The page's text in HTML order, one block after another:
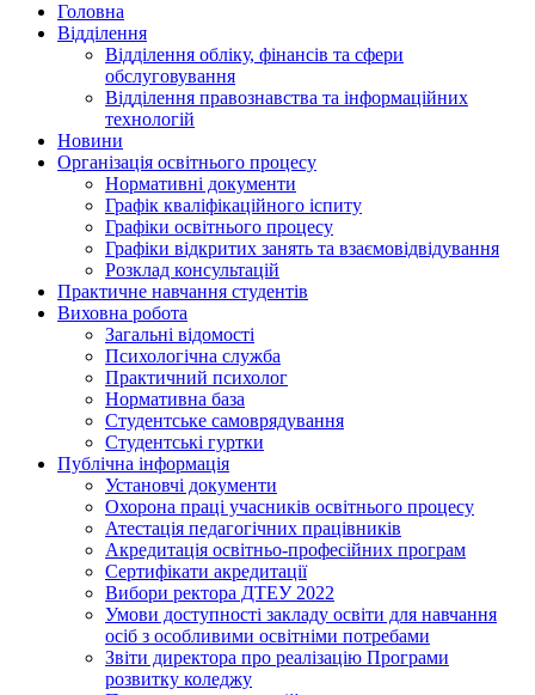
Головна
Відділення
Відділення обліку, фінансів та сфери
обслуговування
Відділення правознавства та інформаційних
технологій
Новини
Організація освітнього процесу
Нормативні документи
Графік кваліфікаційного іспиту
Графіки освітнього процесу
Графіки відкритих занять та взаємовідвідування
Розклад консультацій
Практичне навчання студентів
Виховна робота
Загальні відомості
Психологічна служба
Практичний психолог
Нормативна база
Студентське самоврядування
Студентські гуртки
Публічна інформація
Установчі документи
Охорона праці учасників освітнього процесу
Атестація педагогічних працівників
Акредитація освітньо-професійних програм
Сертифікати акредитації
Вибори ректора ДТЕУ 2022
Умови доступності закладу освіти для навчання
осіб з особливими освітніми потребами
Звіти директора про реалізацію Програми
розвитку коледжу